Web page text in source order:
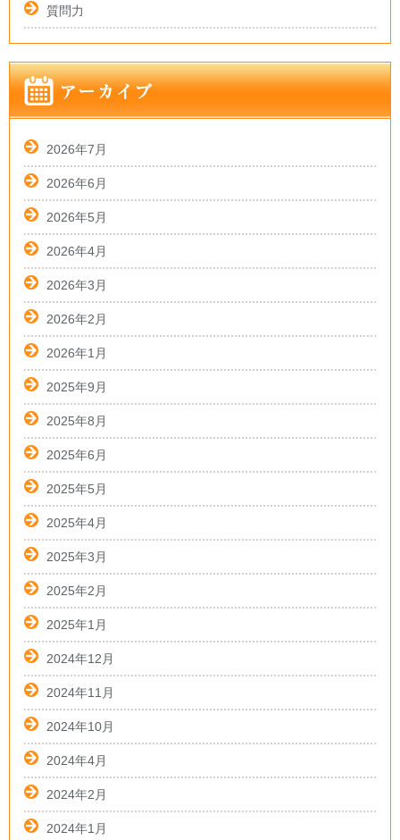
質問力
2026年7月
2026年6月
2026年5月
2026年4月
2026年3月
2026年2月
2026年1月
2025年9月
2025年8月
2025年6月
2025年5月
2025年4月
2025年3月
2025年2月
2025年1月
2024年12月
2024年11月
2024年10月
2024年4月
2024年2月
2024年1月